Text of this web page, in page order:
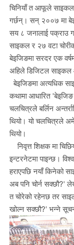
चिनियाँ त आफूले साइकल
गर्छन्। सन् २००७ मा
सय ८ जनालाई पक्राउ
साइकल र २७ वटा
बेइजिङमा सरदर एक
अहिले डिजिटल साइकल
बेइजिङमा अत्यधिक
कथामा आधारित
चलचित्रले बर्लिन
थियो। यो चलचित्रले
थियो।
निवृत्त शिक्षक मा
इन्टरनेटमा पाइन्छ।
हराएपछि नयाँ किनेको
अब पनि चोर्न सक्छौ?'
त चोरेको रहेनछ तर
खोल्न सक्छौ?' भन्ने